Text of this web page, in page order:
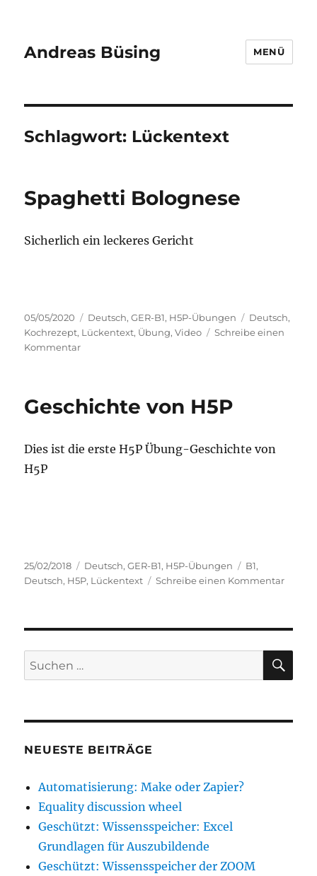
Andreas Büsing MENÜ
Schlagwort: Lückentext
Spaghetti Bolognese
Sicherlich ein leckeres Gericht
Veröffentlicht
am
05/05/2020 Kategorien
Deutsch,GER-B1, H5P-Übungen Schlagwörter
Deutsch,
Kochrezept, Lückentext, Übung,Video
Schreibe einen
Kommentarzu
Geschichte von H5P
Dies ist die erste H5P Übung-Geschichte von
H5P
Veröffentlicht
am
25/02/2018 Kategorien
Deutsch,GER-B1, H5P-Übungen Schlagwörter
B1,
Deutsch, H5P, Lückentext Schreibe einen Kommentarzu
Suche
nach:
NEUESTE BEITRÄGE
Automatisierung: Make oder Zapier?
Equality discussion wheel
Geschützt: Wissensspeicher: Excel
Grundlagen für Auszubildende
Geschützt: Wissensspeicher der ZOOM